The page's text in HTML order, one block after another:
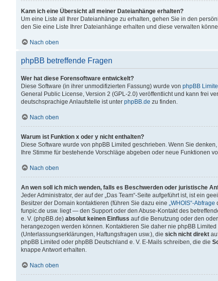
Kann ich eine Übersicht all meiner Dateianhänge erhalten?
Um eine Liste all Ihrer Dateianhänge zu erhalten, gehen Sie in den
den Sie eine Liste Ihrer Dateianhänge erhalten und diese verwalten
Nach oben
phpBB betreffende Fragen
Wer hat diese Forensoftware entwickelt?
Diese Software (in ihrer unmodifizierten Fassung) wurde von phpBB
General Public License, Version 2 (GPL-2.0) veröffentlicht und kann frei
deutschsprachige Anlaufstelle ist unter phpBB.de zu finden.
Nach oben
Warum ist Funktion x oder y nicht enthalten?
Diese Software wurde von phpBB Limited geschrieben. Wenn Sie
Ihre Stimme für bestehende Vorschläge abgeben oder neue Funktionen
Nach oben
An wen soll ich mich wenden, falls es Beschwerden oder juristische
Jeder Administrator, der auf der „Das Team“-Seite aufgeführt ist, ist ein
Besitzer der Domain kontaktieren (führen Sie dazu eine „WHOIS“-Abfrage
funpic.de usw. liegt — den Support oder den Abuse-Kontakt des
e. V. (phpBB.de) absolut keinen Einfluss auf die Benutzung oder den
herangezogen werden können. Kontaktieren Sie daher nie phpBB
(Unterlassungserklärungen, Haftungsfragen usw.), die sich nicht direkt
phpBB Limited oder phpBB Deutschland e. V. E-Mails schreiben, die die
knappe Antwort erhalten.
Nach oben